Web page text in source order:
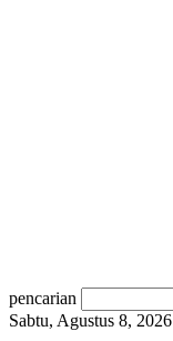
pencarian
Sabtu, Agustus 8, 2026